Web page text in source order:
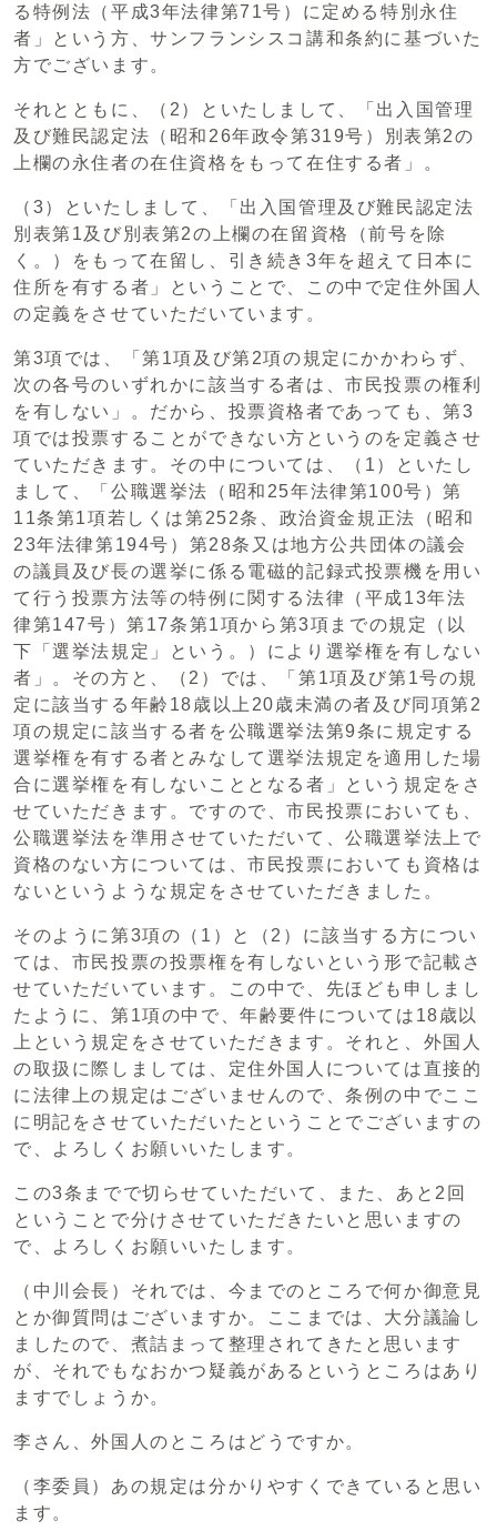
る特例法（平成3年法律第71号）に定める特別永住
者」という方、サンフランシスコ講和条約に基づいた
方でございます。
それとともに、（2）といたしまして、「出入国管理
及び難民認定法（昭和26年政令第319号）別表第2の
上欄の永住者の在住資格をもって在住する者」。
（3）といたしまして、「出入国管理及び難民認定法
別表第1及び別表第2の上欄の在留資格（前号を除
く。）をもって在留し、引き続き3年を超えて日本に
住所を有する者」ということで、この中で定住外国人
の定義をさせていただいています。
第3項では、「第1項及び第2項の規定にかかわらず、
次の各号のいずれかに該当する者は、市民投票の権利
を有しない」。だから、投票資格者であっても、第3
項では投票することができない方というのを定義させ
ていただきます。その中については、（1）といたし
まして、「公職選挙法（昭和25年法律第100号）第
11条第1項若しくは第252条、政治資金規正法（昭和
23年法律第194号）第28条又は地方公共団体の議会
の議員及び長の選挙に係る電磁的記録式投票機を用い
て行う投票方法等の特例に関する法律（平成13年法
律第147号）第17条第1項から第3項までの規定（以
下「選挙法規定」という。）により選挙権を有しない
者」。その方と、（2）では、「第1項及び第1号の規
定に該当する年齢18歳以上20歳未満の者及び同項第2
項の規定に該当する者を公職選挙法第9条に規定する
選挙権を有する者とみなして選挙法規定を適用した場
合に選挙権を有しないこととなる者」という規定をさ
せていただきます。ですので、市民投票においても、
公職選挙法を準用させていただいて、公職選挙法上で
資格のない方については、市民投票においても資格は
ないというような規定をさせていただきました。
そのように第3項の（1）と（2）に該当する方につい
ては、市民投票の投票権を有しないという形で記載さ
せていただいています。この中で、先ほども申しまし
たように、第1項の中で、年齢要件については18歳以
上という規定をさせていただきます。それと、外国人
の取扱に際しましては、定住外国人については直接的
に法律上の規定はございませんので、条例の中でここ
に明記をさせていただいたということでございますの
で、よろしくお願いいたします。
この3条までで切らせていただいて、また、あと2回
ということで分けさせていただきたいと思いますの
で、よろしくお願いいたします。
（中川会長）それでは、今までのところで何か御意見
とか御質問はございますか。ここまでは、大分議論し
ましたので、煮詰まって整理されてきたと思います
が、それでもなおかつ疑義があるというところはあり
ますでしょうか。
李さん、外国人のところはどうですか。
（李委員）あの規定は分かりやすくできていると思い
ます。